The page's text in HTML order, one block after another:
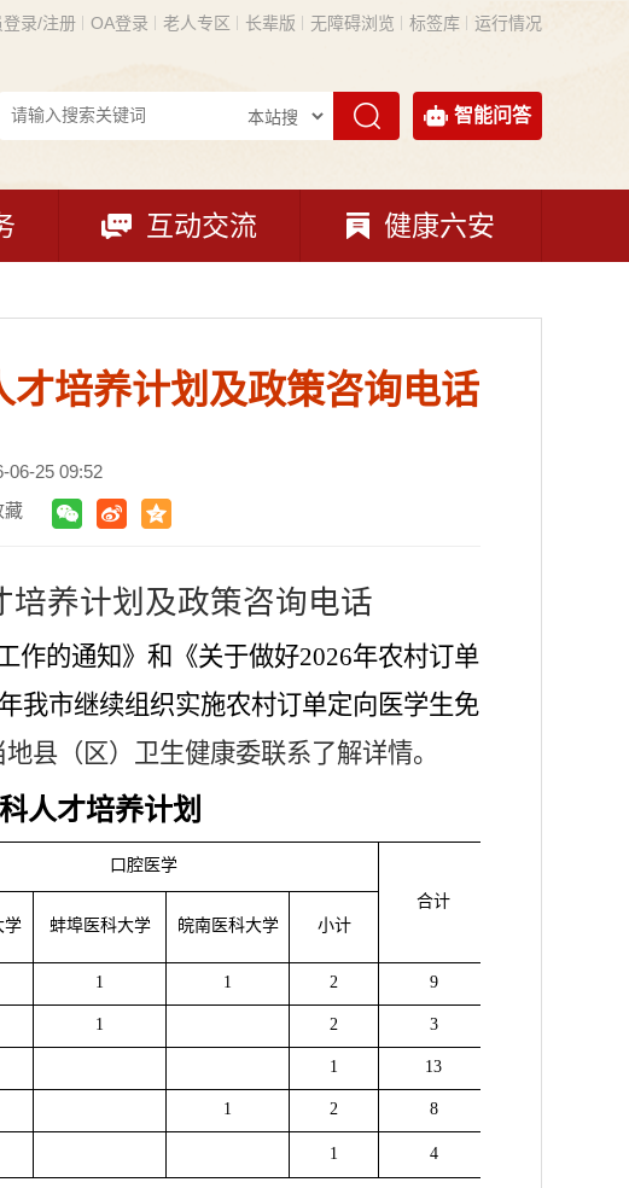
登录/注册 OA登录 老人专区 长辈版 无障碍浏览 标签库 运行情况
智能问答
互动交流 健康六安
培养计划及政策咨询电话
06-25 09:52
藏
养计划 及政策咨询电话
作的通知》 和《关于做好2026年农村订单
年我市继续组织实施农村订单定向医学生免
县（ 区）卫生健康委联系了解详情。
人才培养计划
口腔医学
合计
学 蚌埠医科大学 皖南医科大学 小计
1 1 2 9
1 2 3
1 13
1 2 8
1 4